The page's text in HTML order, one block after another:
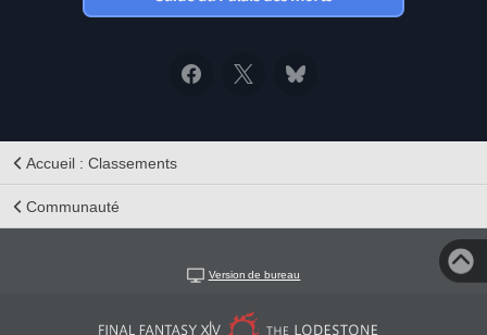
Accueil : Classements
Communauté
Version de bureau